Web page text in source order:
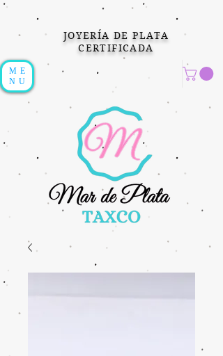
JOYERÍA DE PLATA
CERTIFICADA
ME
NU